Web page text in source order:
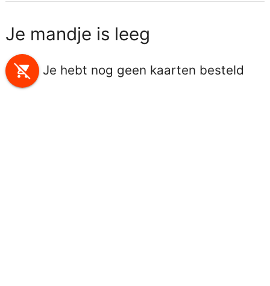
Je mandje is leeg
remove_shopping_cart Je hebt nog geen kaarten besteld